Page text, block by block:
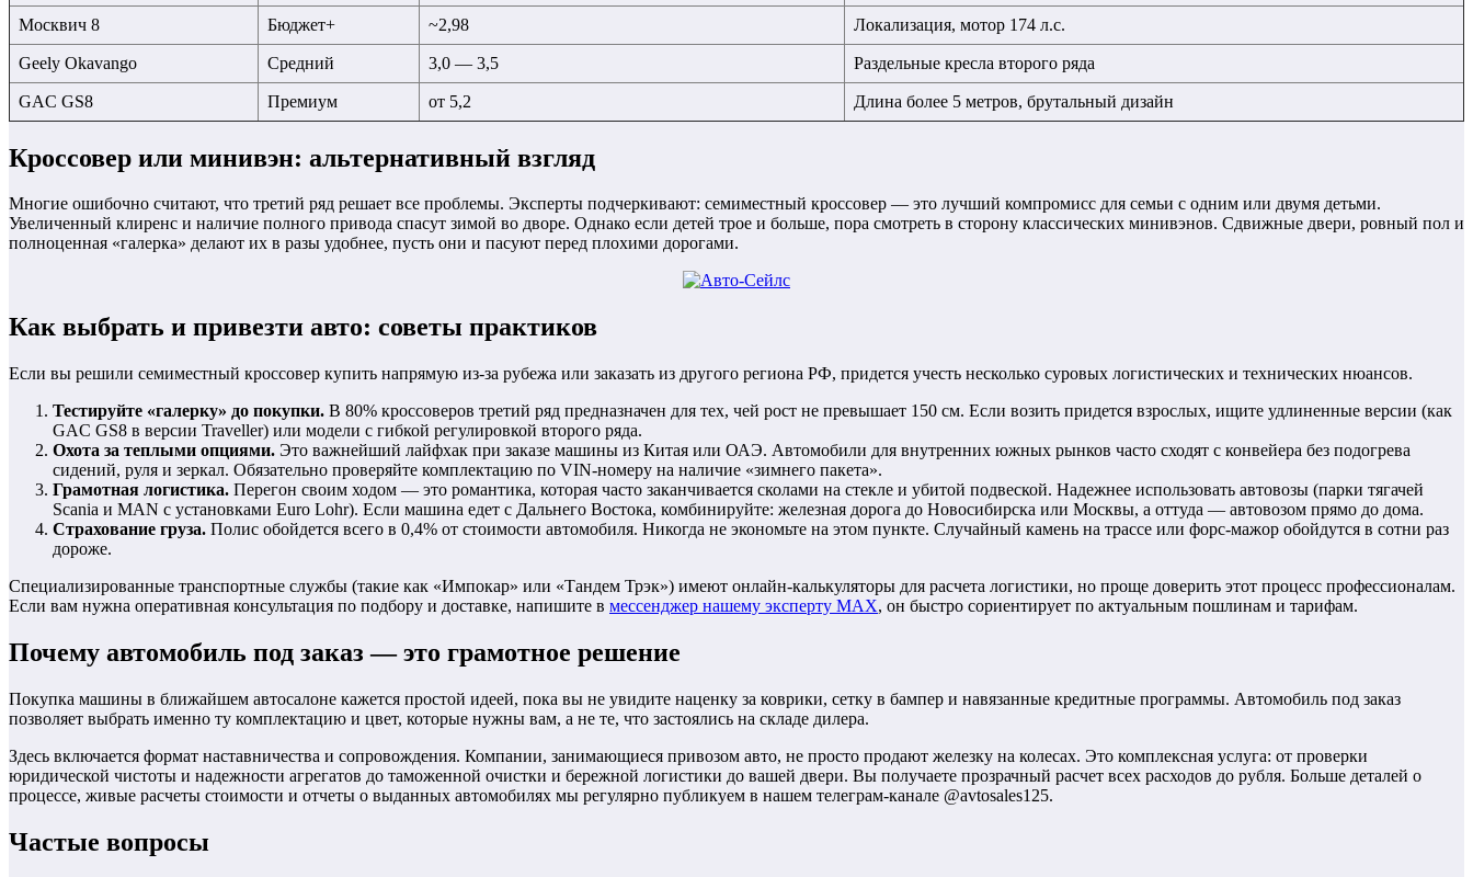
Москвич 8 Бюджет+ ~2,98 Локализация, мотор 174 л.с.
Geely Okavango Средний 3,0 — 3,5 Раздельные кресла второго ряда
GAC GS8 Премиум от 5,2 Длина более 5 метров, брутальный дизайн
Кроссовер или минивэн: альтернативный взгляд
Многие ошибочно считают, что третий ряд решает все проблемы. Эксперты подчеркивают: семиместный кроссовер — это лучший компромисс для семьи с одним или двумя детьми.
Увеличенный клиренс и наличие полного привода спасут зимой во дворе. Однако если детей трое и больше, пора смотреть в сторону классических минивэнов. Сдвижные двери, ровный пол и
полноценная «галерка» делают их в разы удобнее, пусть они и пасуют перед плохими дорогами.
Как выбрать и привезти авто: советы практиков
Если вы решили семиместный кроссовер купить напрямую из-за рубежа или заказать из другого региона РФ, придется учесть несколько суровых логистических и технических нюансов.
Тестируйте «галерку» до покупки. В 80% кроссоверов третий ряд предназначен для тех, чей рост не превышает 150 см. Если возить придется взрослых, ищите удлиненные версии (как
GAC GS8 в версии Traveller) или модели с гибкой регулировкой второго ряда.
Охота за теплыми опциями. Это важнейший лайфхак при заказе машины из Китая или ОАЭ. Автомобили для внутренних южных рынков часто сходят с конвейера без подогрева
сидений, руля и зеркал. Обязательно проверяйте комплектацию по VIN-номеру на наличие «зимнего пакета».
Грамотная логистика. Перегон своим ходом — это романтика, которая часто заканчивается сколами на стекле и убитой подвеской. Надежнее использовать автовозы (парки тягачей
Scania и MAN с установками Euro Lohr). Если машина едет с Дальнего Востока, комбинируйте: железная дорога до Новосибирска или Москвы, а оттуда — автовозом прямо до дома.
Страхование груза. Полис обойдется всего в 0,4% от стоимости автомобиля. Никогда не экономьте на этом пункте. Случайный камень на трассе или форс-мажор обойдутся в сотни раз
дороже.
Специализированные транспортные службы (такие как «Импокар» или «Тандем Трэк») имеют онлайн-калькуляторы для расчета логистики, но проще доверить этот процесс профессионалам.
Если вам нужна оперативная консультация по подбору и доставке, напишите в мессенджер нашему эксперту MAX, он быстро сориентирует по актуальным пошлинам и тарифам.
Почему автомобиль под заказ — это грамотное решение
Покупка машины в ближайшем автосалоне кажется простой идеей, пока вы не увидите наценку за коврики, сетку в бампер и навязанные кредитные программы. Автомобиль под заказ
позволяет выбрать именно ту комплектацию и цвет, которые нужны вам, а не те, что застоялись на складе дилера.
Здесь включается формат наставничества и сопровождения. Компании, занимающиеся привозом авто, не просто продают железку на колесах. Это комплексная услуга: от проверки
юридической чистоты и надежности агрегатов до таможенной очистки и бережной логистики до вашей двери. Вы получаете прозрачный расчет всех расходов до рубля. Больше деталей о
процессе, живые расчеты стоимости и отчеты о выданных автомобилях мы регулярно публикуем в нашем телеграм-канале @avtosales125.
Частые вопросы